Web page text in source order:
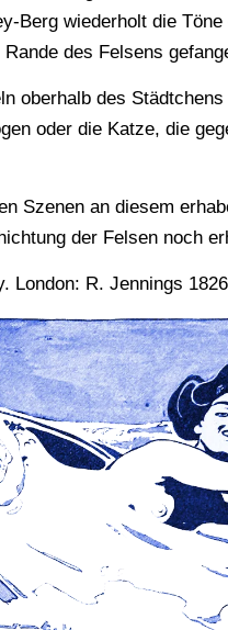
Berg wiederholt die
des Felsens
oberhalb des
oder die Katze, die
Szenen an diesem
der Felsen noch
London: R. Jennings